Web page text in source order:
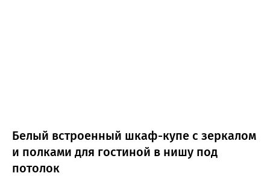
Белый встроенный шкаф-купе с зеркалом
и полками для гостиной в нишу под
потолок